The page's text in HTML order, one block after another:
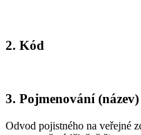
2. Kód
3. Pojmenování
Odvod pojistného na veřejné